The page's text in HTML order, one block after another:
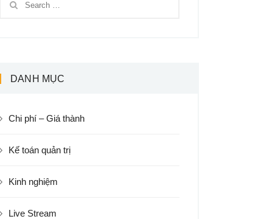
DANH MỤC
Chi phí – Giá thành
Kế toán quản trị
Kinh nghiệm
Live Stream